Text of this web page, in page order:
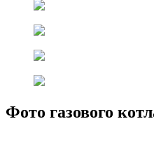
Фото газового